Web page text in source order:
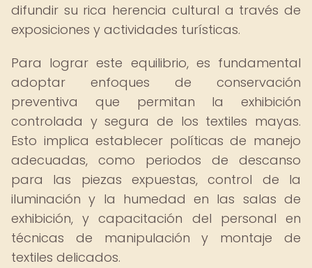
difundir su rica herencia cultural a través de
exposiciones y actividades turísticas.
Para lograr este equilibrio, es fundamental
adoptar enfoques de conservación
preventiva que permitan la exhibición
controlada y segura de los textiles mayas.
Esto implica establecer políticas de manejo
adecuadas, como periodos de descanso
para las piezas expuestas, control de la
iluminación y la humedad en las salas de
exhibición, y capacitación del personal en
técnicas de manipulación y montaje de
textiles delicados.